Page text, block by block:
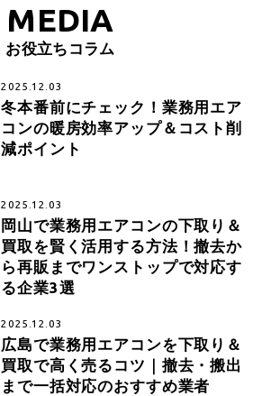
MEDIA
お役立ちコラム
2025.12.03
冬本番前にチェック！業務用エア
コンの暖房効率アップ＆コスト削
減ポイント
2025.12.03
岡山で業務用エアコンの下取り＆
買取を賢く活用する方法！撤去か
ら再販までワンストップで対応す
る企業3選
2025.12.03
広島で業務用エアコンを下取り＆
買取で高く売るコツ｜撤去・搬出
まで一括対応のおすすめ業者